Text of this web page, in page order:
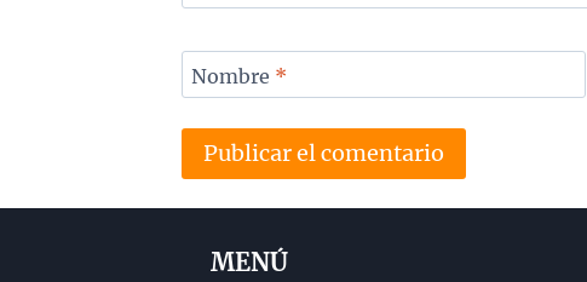
Nombre *
MENÚ